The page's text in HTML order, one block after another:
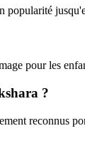
popularité
pour les
?
reconnus